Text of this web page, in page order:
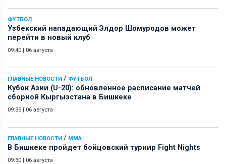
ФУТБОЛ
Узбекский нападающий Элдор Шомуродов может
перейти в новый клуб
09:40 | 06 августа
ГЛАВНЫЕ НОВОСТИ / ФУТБОЛ
Кубок Азии (U-20): обновленное расписание матчей
сборной Кыргызстана в Бишкеке
09:35 | 06 августа
ГЛАВНЫЕ НОВОСТИ / ММА
В Бишкеке пройдет бойцовский турнир Fight Nights
09:30 | 06 августа